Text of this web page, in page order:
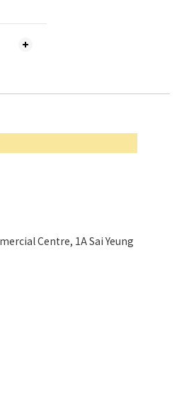
Centre, 1A Sai Yeung